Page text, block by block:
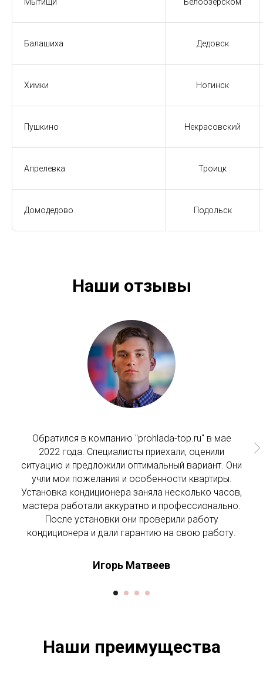
Мытищи Белоозерском
Балашиха Дедовск
Химки Ногинск
Пушкино Некрасовский
Апрелевка Троицк
Домодедово Подольск
Наши отзывы
Обратился в компанию "prohlada-top.ru" в мае
2022 года. Специалисты приехали, оценили
ситуацию и предложили оптимальный вариант. Они
учли мои пожелания и особенности квартиры.
Установка кондиционера заняла несколько часов,
мастера работали аккуратно и профессионально.
После установки они проверили работу
кондиционера и дали гарантию на свою работу.
Игорь Матвеев
Наши преимущества